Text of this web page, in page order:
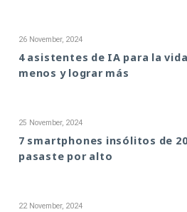
26 November, 2024
4 asistentes de IA para la
menos y lograr más
25 November, 2024
7 smartphones insólitos de
pasaste por alto
22 November, 2024